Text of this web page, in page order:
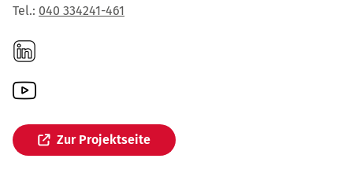
Tel.: 040 334241-461
Zur Projektseite